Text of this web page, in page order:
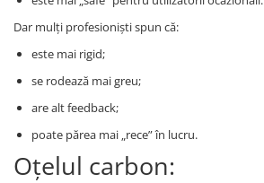
Dar mulți profesioniști spun că:
este mai rigid;
se rodează mai greu;
are alt feedback;
poate părea mai „rece” în lucru.
Oțelul carbon: